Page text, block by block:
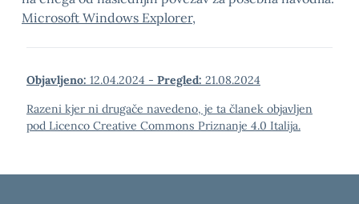
Microsoft Windows Explorer,
Objavljeno: 12.04.2024 - Pregled: 21.08.2024
Razeni kjer ni drugače navedeno, je ta članek objavljen
pod Licenco Creative Commons Priznanje 4.0 Italija.